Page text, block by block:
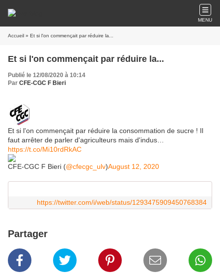
MENU
Accueil » Et si l'on commençait par réduire la...
Et si l'on commençait par réduire la...
Publié le 12/08/2020 à 10:14
Par CFE-CGC F Bieri
Et si l'on commençait par réduire la consommation de sucre ! Il
faut arrêter de parler d'agriculteurs mais d'indus…
https://t.co/Mi10rdRkAC
CFE-CGC F Bieri (@cfecgc_ulv)August 12, 2020
https://twitter.com/i/web/status/1293475909450768384
Partager